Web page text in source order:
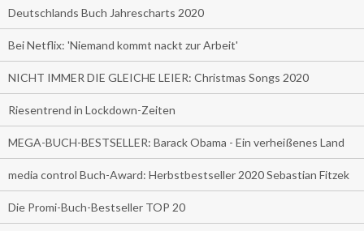
Deutschlands Buch Jahrescharts 2020
Bei Netflix: 'Niemand kommt nackt zur Arbeit'
NICHT IMMER DIE GLEICHE LEIER: Christmas Songs 2020
Riesentrend in Lockdown-Zeiten
MEGA-BUCH-BESTSELLER: Barack Obama - Ein verheißenes Land
media control Buch-Award: Herbstbestseller 2020 Sebastian Fitzek
Die Promi-Buch-Bestseller TOP 20